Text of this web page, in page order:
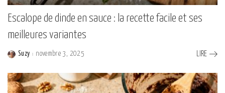
Escalope de dinde en sauce : la recette facile et ses
meilleures variantes
Posted
Suzy novembre 3, 2025 LIRE